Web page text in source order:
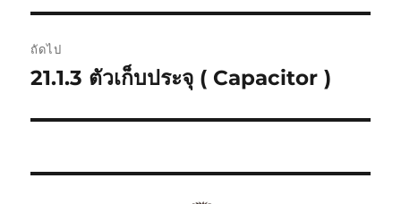
ถัดไป
เรื่อง
ไป:
21.1.3 ตัวเก็บประจุ ( Capacitor )